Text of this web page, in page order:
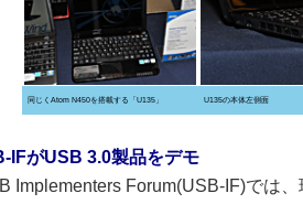
同じくAtom N450を搭載する「U135」 U135の本体左側面
IFがUSB 3.0製品をデモ
Implementers Forum(USB-IF)では